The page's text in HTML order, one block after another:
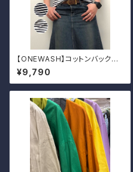
【ONEWASH】コットンバックラ
ウンドクルーT
¥9,790